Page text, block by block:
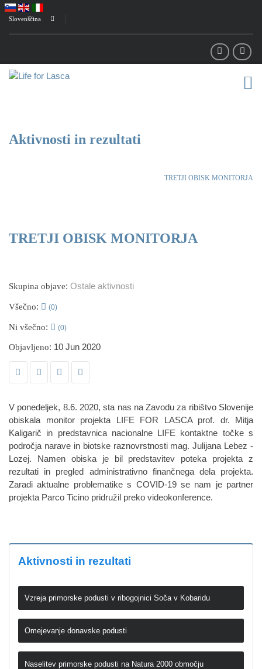
Slovenščina
Aktivnosti in rezultati
TRETJI OBISK MONITORJA
TRETJI OBISK MONITORJA
Skupina objave: Ostale aktivnosti
Všečno: (0)
Ni všečno: (0)
Objavljeno: 10 Jun 2020
V ponedeljek, 8.6. 2020, sta nas na Zavodu za ribištvo Slovenije
obiskala monitor projekta LIFE FOR LASCA prof. dr. Mitja
Kaligarič in predstavnica nacionalne LIFE kontaktne točke s
področja narave in biotske raznovrstnosti mag. Julijana Lebez -
Lozej. Namen obiska je bil predstavitev poteka projekta z
rezultati in pregled administrativno finančnega dela projekta.
Zaradi aktualne problematike s COVID-19 se nam je partner
projekta Parco Ticino pridružil preko videokonference.
Aktivnosti in rezultati
Vzreja primorske podusti v ribogojnici Soča v Kobaridu
Omejevanje donavske podusti
Naselitev primorske podusti na Natura 2000 območju